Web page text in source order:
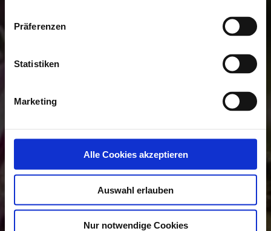
Präferenzen
Statistiken
Marketing
Alle Cookies akzeptieren
Auswahl erlauben
Nur notwendige Cookies